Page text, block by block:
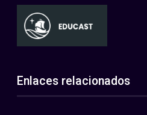
Enlaces relacionados